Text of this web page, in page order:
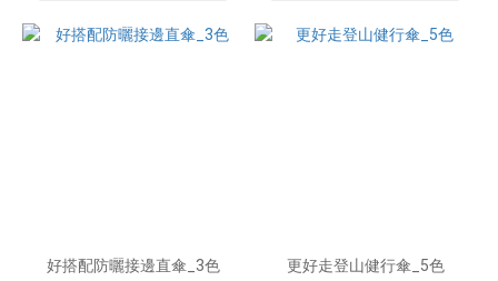
好搭配防曬接邊直傘_3色 更好走登山健行傘_5色